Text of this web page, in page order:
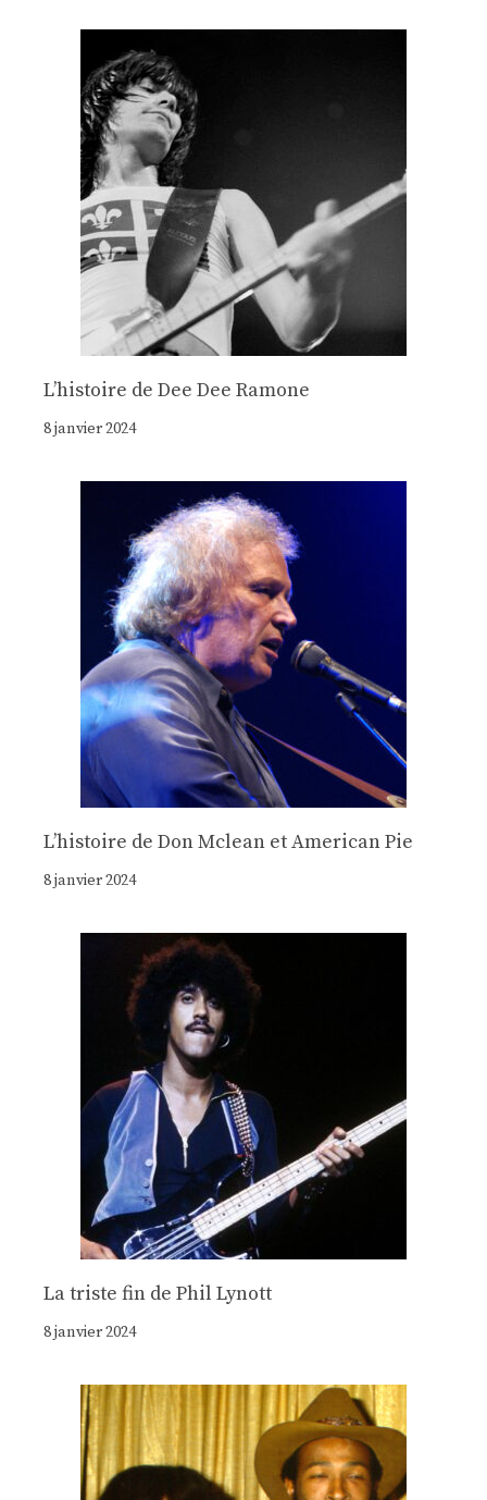
Lʼhistoire de Dee Dee Ramone
8 janvier 2024
Lʼhistoire de Don Mclean et American Pie
8 janvier 2024
La triste fin de Phil Lynott
8 janvier 2024